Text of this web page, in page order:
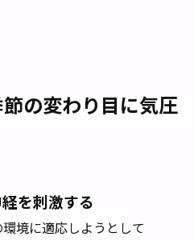
の変わり目に気圧
を刺激する
境に適応しようとして